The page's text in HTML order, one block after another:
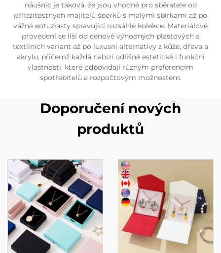
náušnic je taková, že jsou vhodné pro sběratele od
příležitostných majitelů šperků s malými sbírkami až po
vážné entuziasty spravující rozsáhlé kolekce. Materiálové
provedení se liší od cenově výhodných plastových a
textilních variant až po luxusní alternativy z kůže, dřeva a
akrylu, přičemž každá nabízí odlišné estetické i funkční
vlastnosti, které odpovídají různým preferencím
spotřebitelů a rozpočtovým možnostem.
Doporučení nových
produktů